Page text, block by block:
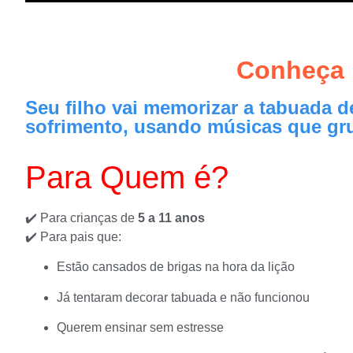
Conheça
Seu filho vai memorizar a tabuada
sofrimento, usando músicas que
Para Quem é?
✔️ Para crianças de 5 a 11 anos
✔️ Para pais que:
Estão cansados de brigas na hora da lição
Já tentaram decorar tabuada e não funcionou
Querem ensinar sem estresse